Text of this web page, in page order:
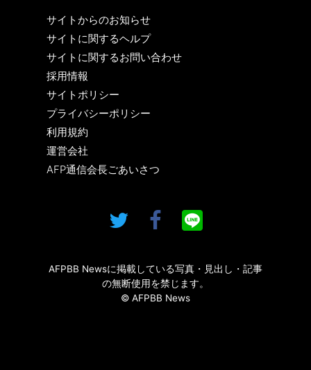
サイトからのお知らせ
サイトに関するヘルプ
サイトに関するお問い合わせ
採用情報
サイトポリシー
プライバシーポリシー
利用規約
運営会社
AFP通信会長ごあいさつ
AFPBB Newsに掲載している写真・見出し・記事
の無断使用を禁じます。
© AFPBB News